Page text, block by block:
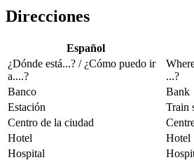
Direcciones
Español
¿Dónde está...? / ¿Cómo puedo ir
a....?
...?
Banco
Bank
Estación
Train
Centro de la ciudad
Hotel
Hotel
Hospital